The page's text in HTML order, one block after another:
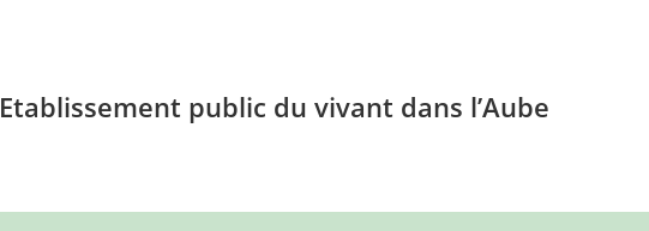
Etablissement public du vivant dans l’Aube